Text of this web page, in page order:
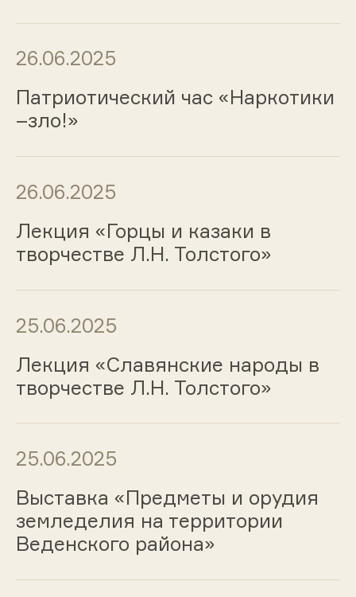
26.06.2025
Патриотический час «Наркотики
–зло!»
26.06.2025
Лекция «Горцы и казаки в
творчестве Л.Н. Толстого»
25.06.2025
Лекция «Славянские народы в
творчестве Л.Н. Толстого»
25.06.2025
Выставка «Предметы и орудия
земледелия на территории
Веденского района»